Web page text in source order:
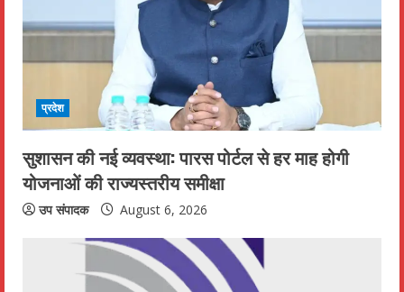
a
n
g
प्रदेश
सुशासन की नई व्यवस्था: पारस पोर्टल से हर माह होगी
योजनाओं की राज्यस्तरीय समीक्षा
उप संपादक August 6, 2026